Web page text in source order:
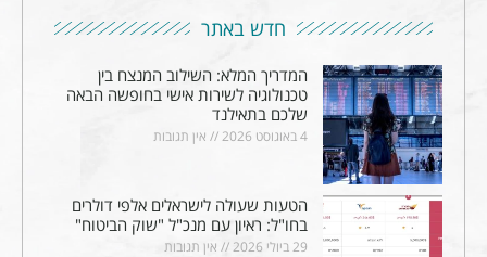
חדש באתר
המדריך המלא: השילוב המנצח בין
טכנולוגיה לשירות אישי בחופשה הבאה
שלכם בתאילנד
4 באוגוסט 2026 אין תגובות
הטעות שעולה לישראלים אלפי דולרים
בחו"ל: ראיון עם מנכ"ל "שוק הביטוח"
29 ביולי 2026 אין תגובות